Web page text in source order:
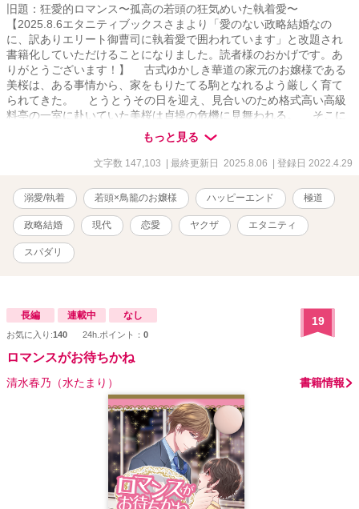
旧題：狂愛的ロマンス〜孤高の若頭の狂気めいた執着愛〜
【2025.8.6エタニティブックスさまより「愛のない政略結婚なの
に、訳ありエリート御曹司に執着愛で囲われています」と改題され
書籍化していただけることになりました。読者様のおかげです。あ
りがとうございます！】 古式ゆかしき華道の家元のお嬢様である
美桜は、ある事情から、家をもりたてる駒となれるよう厳しく育て
られてきた。 とうとうその日を迎え、見合いのため格式高い高級
料亭の一室に赴いていた美桜は貞操の危機に見舞われる。 そこに
現れた男により救われた美桜だったが、それがきっかけで思いがけ
ない展開にーー 住む世界が違い、交わることのなかったはずの尊
の不器用な優しさに触れ惹かれていく美桜の行き着く先は……？ ✦･
道の家元の世間知らずな鳥籠のお嬢様 ✧九條 尊✧ 誰もが知るIT企業
の経営者だが、実は裏社会の皇帝として畏れられている日本最大の
極道組織泣く子も黙る極心会の若頭 ✦･━･✦･━･✦･━･✦･━･✦･━･
✦･━･✦ ※設定や登場する人物、団体、グループの名称等全てフィ
クションです。 ✧連載期間22.4.29〜22.7.7 ✧ 【※他サイトでも掲載
中でしたが、書籍化に伴い引き下げとなっております】
もっと見る
文字数 147,103 | 最終更新日 2025.8.06 | 登録日 2022.4.29
溺愛/執着 若頭×鳥籠のお嬢様 ハッピーエンド 極道
政略結婚 現代 恋愛 ヤクザ エタニティ
スパダリ
長編 連載中 なし
お気に入り:140 24h.ポイント： 0
19
ロマンスがお待ちかね
清水春乃（水たまり） 書籍情報